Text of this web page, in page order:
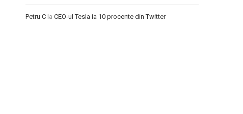
Petru C la CEO-ul Tesla ia 10 procente din Twitter